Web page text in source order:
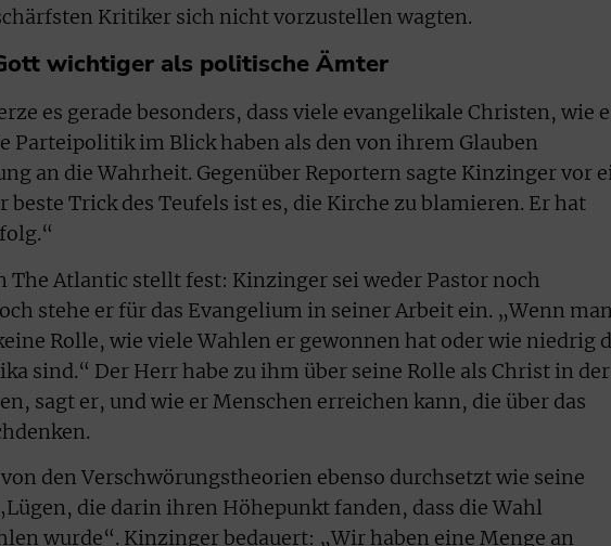
Kritiker sich nicht vorzustellen wagten.
wichtiger als politische Ämter
es gerade besonders, dass viele evangelikale Christen, wie
Parteipolitik im Blick haben als den von ihrem Glauben
an die Wahrheit. Gegenüber Reportern sagte Kinzinger vor
beste Trick des Teufels ist es, die Kirche zu blamieren. Er hat
The Atlantic stellt fest: Kinzinger sei weder Pastor noch
stehe er für das Evangelium in seiner Arbeit ein. „Wenn
Rolle, wie viele Wahlen er gewonnen hat oder wie niedrig
sind.“ Der Herr habe zu ihm über seine Rolle als Christ in der
sagt er, und wie er Menschen erreichen kann, die über das
den Verschwörungstheorien ebenso durchsetzt wie seine
die darin ihren Höhepunkt fanden, dass die Wahl
wurde“. Kinzinger bedauert: „Wir haben eine Menge an